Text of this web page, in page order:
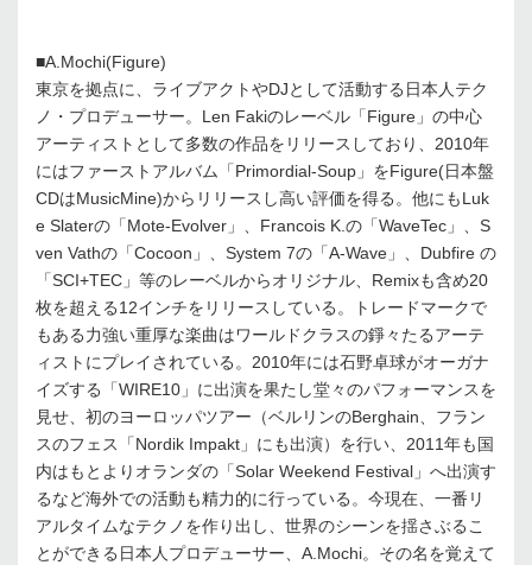
■A.Mochi(Figure)
東京を拠点に、ライブアクトやDJとして活動する日本人テク
ノ・プロデューサー。Len Fakiのレーベル「Figure」の中心
アーティストとして多数の作品をリリースしており、2010年
にはファーストアルバム「Primordial-Soup」をFigure(日本盤
CDはMusicMine)からリリースし高い評価を得る。他にもLuk
e Slaterの「Mote-Evolver」、Francois K.の「WaveTec」、S
ven Vathの「Cocoon」、System 7の「A-Wave」、Dubfire の
「SCI+TEC」等のレーベルからオリジナル、Remixも含め20
枚を超える12インチをリリースしている。トレードマークで
もある力強い重厚な楽曲はワールドクラスの錚々たるアーテ
ィストにプレイされている。2010年には石野卓球がオーガナ
イズする「WIRE10」に出演を果たし堂々のパフォーマンスを
見せ、初のヨーロッパツアー（ベルリンのBerghain、フラン
スのフェス「Nordik Impakt」にも出演）を行い、2011年も国
内はもとよりオランダの「Solar Weekend Festival」へ出演す
るなど海外での活動も精力的に行っている。今現在、一番リ
アルタイムなテクノを作り出し、世界のシーンを揺さぶるこ
とができる日本人プロデューサー、A.Mochi。その名を覚えて